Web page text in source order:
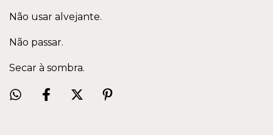
Não usar alvejante.
Não passar.
Secar à sombra.